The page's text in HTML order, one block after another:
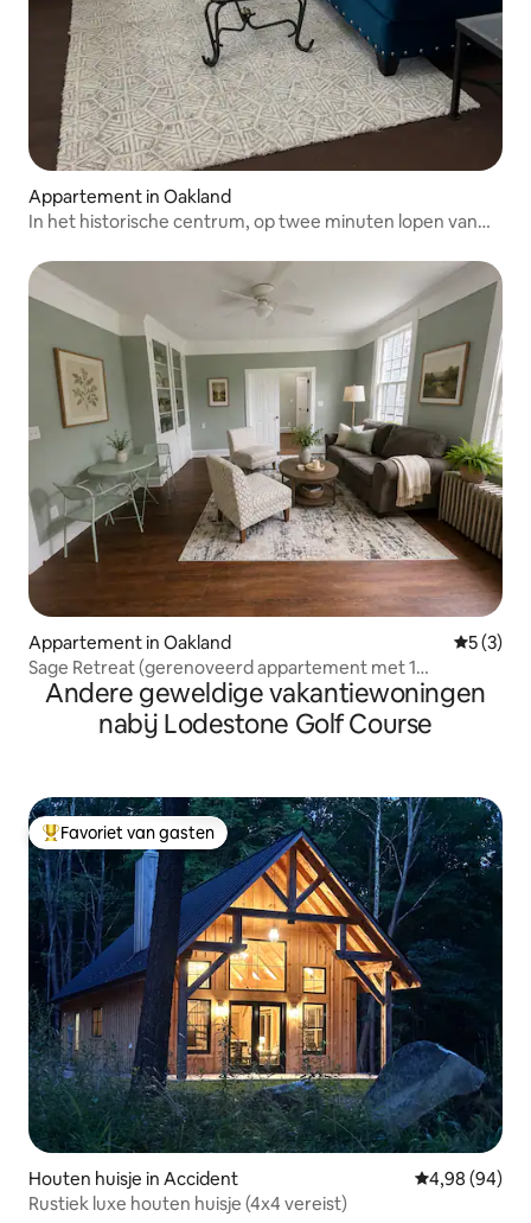
Appartement in Oakland
In het historische centrum, op twee minuten lopen van
Appartement in Oakland
5 (3)
Sage Retreat (gerenoveerd appartement met 1
slaapkamer op de eerste verdieping)
Andere geweldige vakantiewoningen
nabij Lodestone Golf Course
Topfavoriet van gasten
Favoriet van gasten
Houten huisje in Accident Gemiddelde
4,98 (94)
Rustiek luxe houten huisje (4x4 vereist)